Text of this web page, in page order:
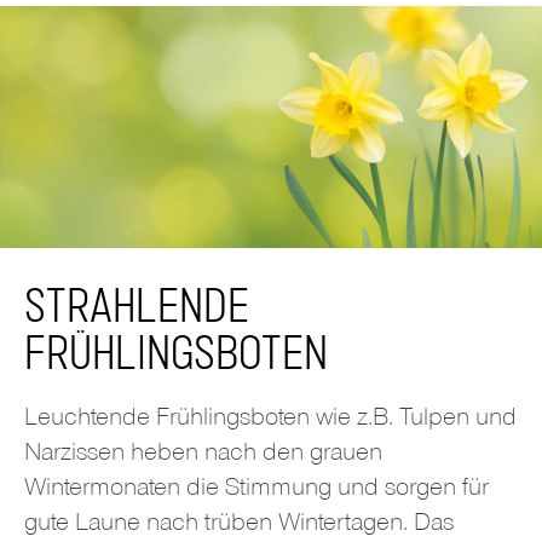
STRAHLENDE
FRÜHLINGSBOTEN
Leuchtende Frühlingsboten wie z.B. Tulpen und
Narzissen heben nach den grauen
Wintermonaten die Stimmung und sorgen für
gute Laune nach trüben Wintertagen. Das